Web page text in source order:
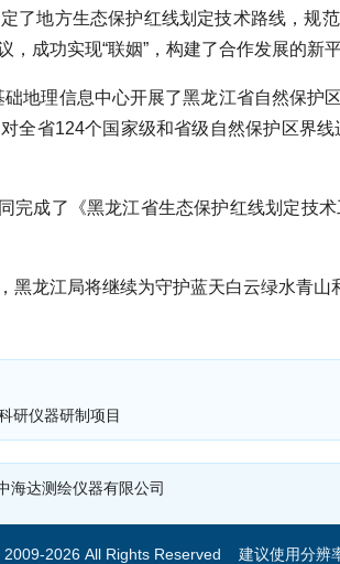
了地方生态保护红线划定技术路线，规
成功实现“联姻”，构建了合作发展的新平
理信息中心开展了黑龙江省自然保护
全省124个国家级和省级自然保护区界
成了《黑龙江省生态保护红线划定技
龙江局将继续为守护蓝天白云绿水青山
研仪器研制项目
海达测绘仪器有限公司
2026 All Rights Reserved 建议使用分辨